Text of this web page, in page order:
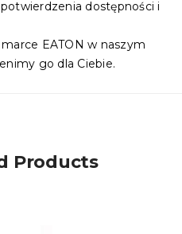
dostępności i
EATON w naszym
go dla Ciebie.
Products